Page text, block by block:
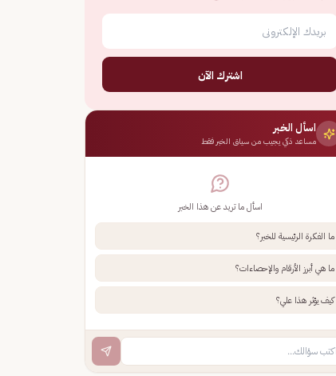
اشترك الآن
اسأل الخبر
مساعد ذكي يجيب من سياق الخبر فقط
اسأل ما تريد عن هذا الخبر
ما الفكرة الرئيسية للخبر؟
ما هي أبرز الأرقام والإحصاءات؟
كيف يؤثر هذا علي؟